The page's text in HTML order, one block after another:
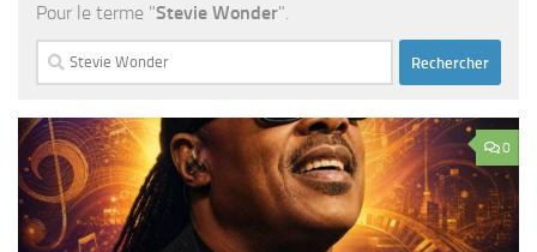
Pour le terme "Stevie Wonder".
Rechercher :
0